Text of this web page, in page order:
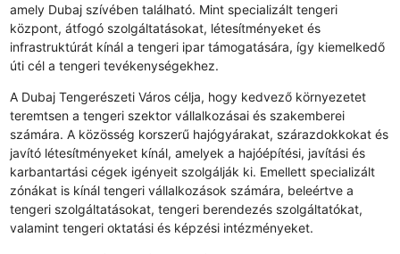
amely Dubaj szívében található. Mint specializált tengeri
központ, átfogó szolgáltatásokat, létesítményeket és
infrastruktúrát kínál a tengeri ipar támogatására, így kiemelkedő
úti cél a tengeri tevékenységekhez.
A Dubaj Tengerészeti Város célja, hogy kedvező környezetet
teremtsen a tengeri szektor vállalkozásai és szakemberei
számára. A közösség korszerű hajógyárakat, szárazdokkokat és
javító létesítményeket kínál, amelyek a hajóépítési, javítási és
karbantartási cégek igényeit szolgálják ki. Emellett specializált
zónákat is kínál tengeri vállalkozások számára, beleértve a
tengeri szolgáltatásokat, tengeri berendezés szolgáltatókat,
valamint tengeri oktatási és képzési intézményeket.